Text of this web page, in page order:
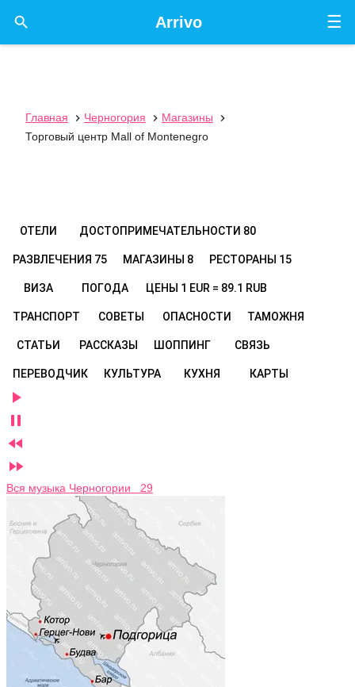
☰
Arrivo

Главная  Черногория  Магазины

Торговый центр Mall of Montenegro
ОТЕЛИ ДОСТОПРИМЕЧАТЕЛЬНОСТИ 80
РАЗВЛЕЧЕНИЯ 75 МАГАЗИНЫ 8 РЕСТОРАНЫ 15
ВИЗА ПОГОДА ЦЕНЫ 1 EUR = 89.1 RUB
ТРАНСПОРТ СОВЕТЫ ОПАСНОСТИ ТАМОЖНЯ
СТАТЬИ РАССКАЗЫ ШОППИНГ СВЯЗЬ
ПЕРЕВОДЧИК КУЛЬТУРА КУХНЯ КАРТЫ




Вся музыка Черногории 29